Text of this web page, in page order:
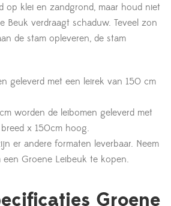
op klei en zandgrond, maar houd niet
Beuk verdraagt schaduw. Teveel zon
de stam opleveren, de stam
geleverd met een leirek van 150 cm
worden de leibomen geleverd met
x 150cm hoog.
er andere formaten leverbaar. Neem
Groene Leibeuk te kopen.
Groene